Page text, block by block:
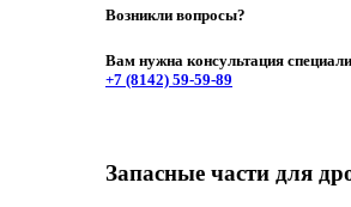
Возникли вопросы?
Вам нужна консультация
+7 (8142) 59-59-89
Запасные части для